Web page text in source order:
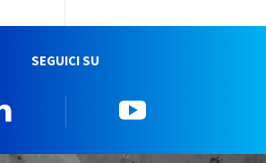
SEGUICI SU